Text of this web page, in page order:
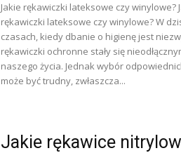
Jakie rękawiczki lateksowe czy winylowe?
rękawiczki lateksowe czy winylowe? W
czasach, kiedy dbanie o higienę jest
rękawiczki ochronne stały się
naszego życia. Jednak wybór
może być trudny, zwłaszcza...
Jakie rękawice